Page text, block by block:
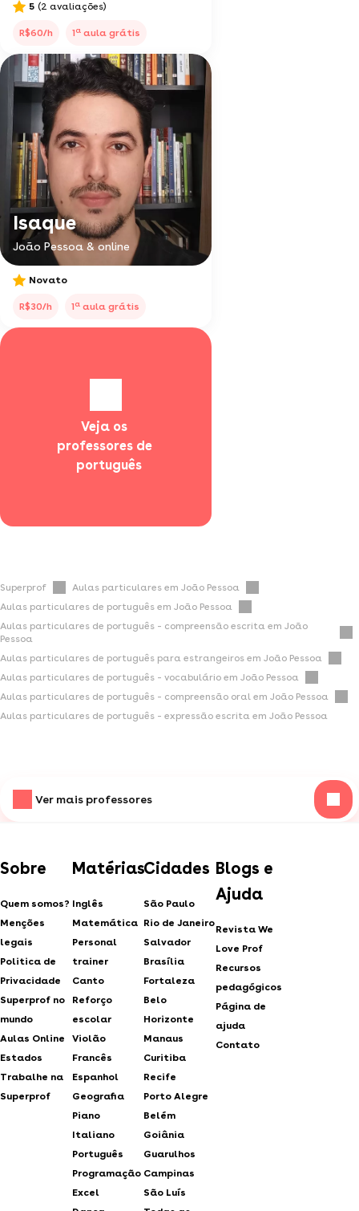
5 (2 avaliações)
R$60/h 1a aula grátis
Isaque
João Pessoa & online
Novato
R$30/h 1a aula grátis
Veja os
professores de
  português
Superprof
Aulas particulares em João Pessoa
Aulas particulares de português em João Pessoa
Aulas particulares de português - compreensão escrita em João
Pessoa
Aulas particulares de português para estrangeiros em João Pessoa
Aulas particulares de português - vocabulário em João Pessoa
Aulas particulares de português - compreensão oral em João Pessoa
Aulas particulares de português - expressão escrita em João Pessoa
Ver mais professores
Sobre
Quem somos?
Menções
legais
Politica de
Privacidade
Superprof no
mundo
Aulas Online
Estados
Trabalhe na
Superprof
Matérias
Inglês
Matemática
Personal
trainer
Canto
Reforço
escolar
Violão
Francês
Espanhol
Geografia
Piano
Italiano
Português
Programação
Excel
Cidades
São Paulo
Rio de Janeiro
Salvador
Brasília
Fortaleza
Belo
Horizonte
Manaus
Curitiba
Recife
Porto Alegre
Belém
Goiânia
Guarulhos
Campinas
São Luís
Blogs e
Ajuda
Revista We
Love Prof
Recursos
pedagógicos
Página de
ajuda
Contato